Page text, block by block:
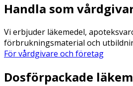
Handla som
Vi erbjuder läkemedel,
förbrukningsmaterial och
För vårdgivare och företag
Dosförpackade